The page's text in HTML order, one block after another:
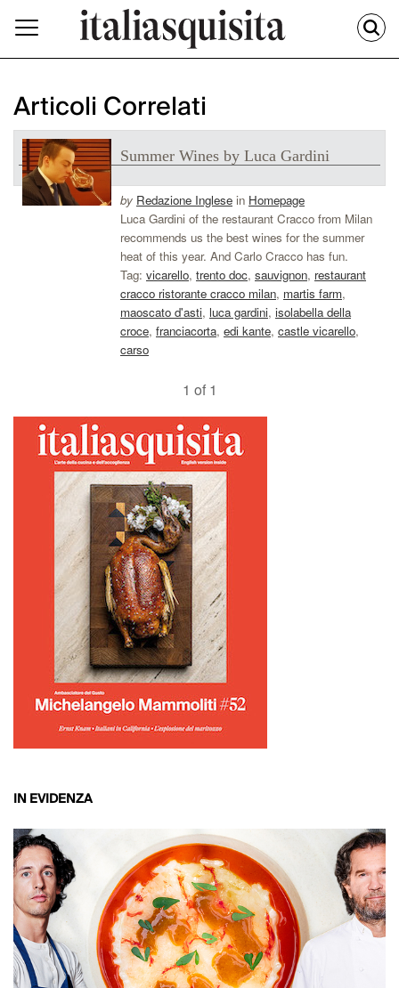
Articoli Correlati
Summer Wines by Luca Gardini
by Redazione Inglese in Homepage
Luca Gardini of the restaurant Cracco from Milan
recommends us the best wines for the summer
heat of this year. And Carlo Cracco has fun.
Tag: vicarello, trento doc, sauvignon, restaurant
cracco ristorante cracco milan, martis farm,
maoscato d'asti, luca gardini, isolabella della
croce, franciacorta, edi kante, castle vicarello,
carso
1 of 1
IN EVIDENZA